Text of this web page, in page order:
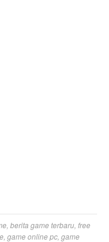
berita game terbaru free
game online pc game